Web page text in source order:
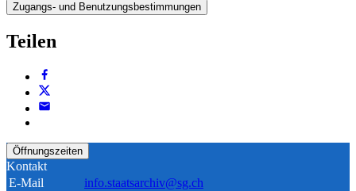
Zugangs- und Benutzungsbestimmungen
Teilen
Öffnungszeiten
Kontakt
E-Mail
info.staatsarchiv@sg.ch